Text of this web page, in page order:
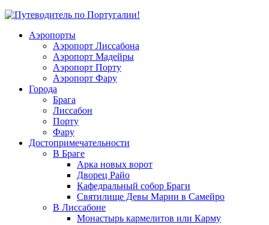
Аэропорты
Аэропорт Лиссабона
Аэропорт Мадейры
Аэропорт Порту
Аэропорт Фару
Города
Брага
Лиссабон
Порту
Фару
Достопримечательности
В Браге
Арка новых ворот
Дворец Райо
Кафедральный собор Браги
Святилище Девы Марии в Самейро
В Лиссабоне
Монастырь кармелитов или Карму